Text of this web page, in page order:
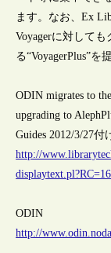
ます。なお、Ex
Voyagerに対して
る“VoyagerPlus”を
ODIN migrates to
upgrading to
Guides 2012/3/27付
http://
ODIN
http://